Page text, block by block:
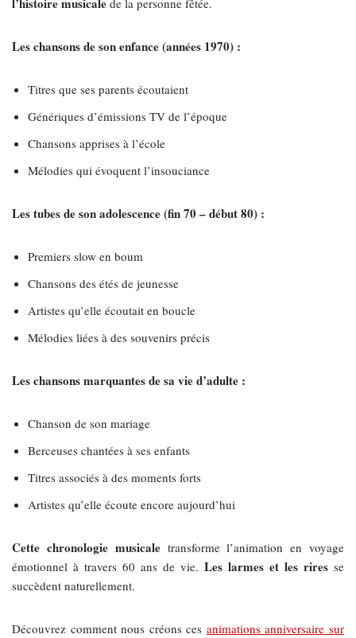
Les chansons de son enfance (années 1970) :
Titres que ses parents écoutaient
Génériques d’émissions TV de l’époque
Chansons apprises à l’école
Mélodies qui évoquent l’insouciance
Les tubes de son adolescence (fin 70 – début 80) :
Premiers slow en boum
Chansons des étés de jeunesse
Artistes qu’elle écoutait en boucle
Mélodies liées à des souvenirs précis
Les chansons marquantes de sa vie d’adulte :
Chanson de son mariage
Berceuses chantées à ses enfants
Titres associés à des moments forts
Artistes qu’elle écoute encore aujourd’hui
Cette chronologie musicaletransforme l’animation en voyage
émotionnel à travers 60 ans de vie. Les larmes et les rires se
succèdent naturellement.
Découvrez comment nous créons ces animations anniversaire sur